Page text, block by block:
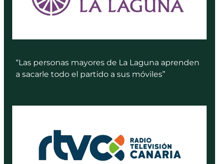
“Las personas mayores de La Laguna aprenden
a sacarle todo el partido a sus móviles”